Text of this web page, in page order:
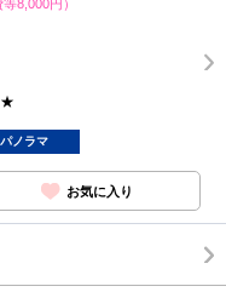
等8,000円）
★
パノラマ
お気に入り